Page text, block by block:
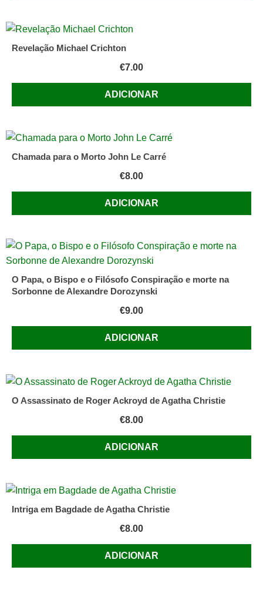
Revelação Michael Crichton
€7.00
ADICIONAR
Chamada para o Morto John Le Carré
€8.00
ADICIONAR
O Papa, o Bispo e o Filósofo Conspiração e morte na
Sorbonne de Alexandre Dorozynski
€9.00
ADICIONAR
O Assassinato de Roger Ackroyd de Agatha Christie
€8.00
ADICIONAR
Intriga em Bagdade de Agatha Christie
€8.00
ADICIONAR